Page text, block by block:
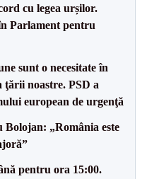
cu legea urșilor.
Parlament pentru
sunt o necesitate în
noastre. PSD a
european de urgenţă
„România este
pentru ora 15:00.